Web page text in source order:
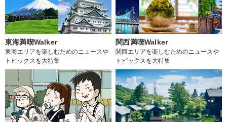
東海満喫Walker
東海エリアを楽しむためのニュースや
トピックスを大特集
関西満喫Walker
関西エリアを楽しむためのニュースや
トピックスを大特集